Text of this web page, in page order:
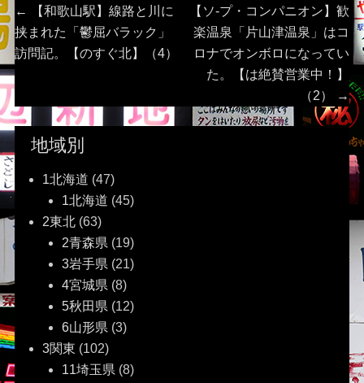
投
稿
ナ
ビ
ゲ
ー
シ
ン
←
Previous
post:
【和歌山駅】線路と川に
挟まれた「鬱屈バラック」
訪問記。【のすぐ北】（4）
Next
post:
【ソ-プ・コンパニオン】歓
楽温泉「片山津温泉」はコ
ロナでオンボロになってい
た。【は絶賛営業中！】
（2）
→
地域別
1北海道 (47)
1北海道 (45)
2東北(63)
2青森県 (19)
3岩手県 (21)
4宮城県 (8)
5秋田県 (12)
6山形県 (3)
3関東 (102)
11埼玉県 (8)